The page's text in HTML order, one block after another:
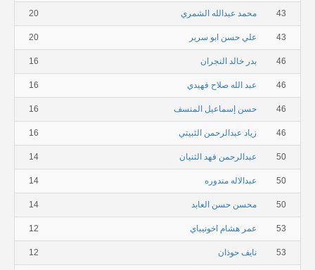
43 محمد عبدالله الشمري 20
43 علي حسن ابو سرير 20
46 بدر خالد النجران 16
46 عبد الله صلاح فهيدي 16
46 حسن إسماعيل المنسف 16
46 زياد عبدالرحمن الثبيتي 16
50 عبدالرحمن فهد الثنيان 14
50 عبدالاله مندوره 14
50 محسن حسن العابد 14
53 عمر هشام اخونيباي 12
53 نايف حوذان 12